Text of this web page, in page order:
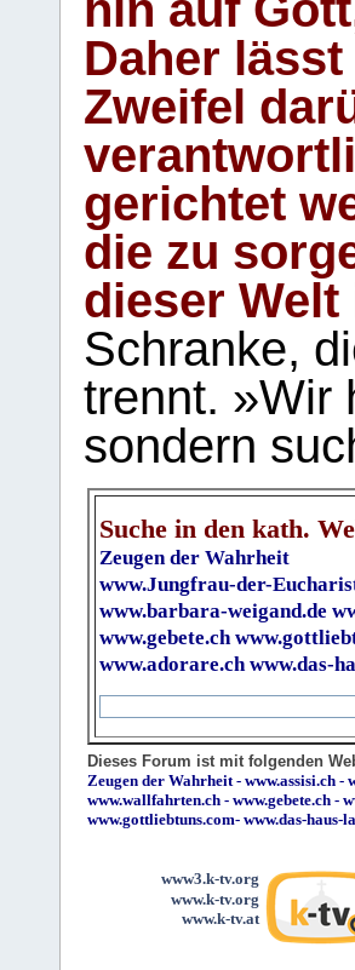
Daher
Zweifel
gerichtet
die zu
dieser Welt
Schranke,
trennt. »Wir
sondern
Suche in den kath.
Zeugen der Wahrheit
www.Jungfrau-der-
www.barbara-weigand.de
www.gebete.ch
www.adorare.ch www.das-
Dieses Forum ist mit folgenden
Zeugen der Wahrheit- www.assisi.ch -
www.wallfahrten.ch - www.gebete.ch -
www.gottliebtuns.com- www.das-haus-
www3.k-tv.org
www.k-tv.org
www.k-tv.at